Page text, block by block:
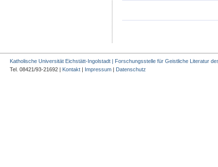
Katholische Universität Eichstätt-Ingolstadt | Forschungsstelle für Geistliche Literatur
Tel. 08421/93-21692 | Kontakt | Impressum | Datenschutz